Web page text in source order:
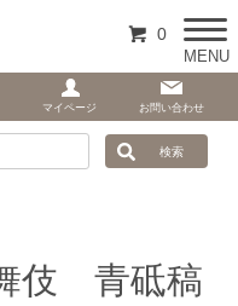
伎 青砥稿
0
MENU
マイページ お問い合わせ